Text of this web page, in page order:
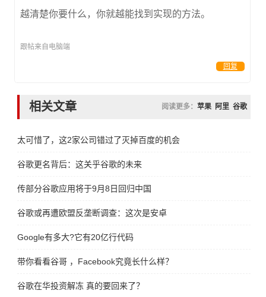
越清楚你要什么，你就越能找到实现的方法。
跟帖来自电脑端
回复
相关文章 阅读更多： 苹果 阿里 谷歌
太可惜了，这2家公司错过了灭掉百度的机会
谷歌更名背后：这关乎谷歌的未来
传部分谷歌应用将于9月8日回归中国
谷歌或再遭欧盟反垄断调查：这次是安卓
Google有多大?它有20亿行代码
带你看看谷哥 ，Facebook究竟长什么样？
谷歌在华投资解冻 真的要回来了？